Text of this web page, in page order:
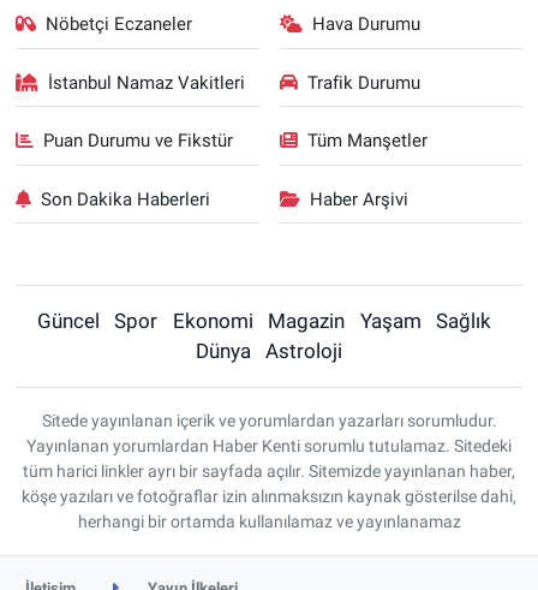
Nöbetçi Eczaneler Hava Durumu
İstanbul Namaz Vakitleri Trafik Durumu
Puan Durumu ve Fikstür Tüm Manşetler
Son Dakika Haberleri Haber Arşivi
Güncel Spor Ekonomi Magazin Yaşam
Sağlık
Dünya
Astroloji
Sitede yayınlanan içerik ve yorumlardan yazarları sorumludur.
Yayınlanan yorumlardan Haber Kenti sorumlu tutulamaz. Sitedeki
tüm harici linkler ayrı bir sayfada açılır. Sitemizde yayınlanan haber,
köşe yazıları ve fotoğraflar izin alınmaksızın kaynak gösterilse dahi,
herhangi bir ortamda kullanılamaz ve yayınlanamaz